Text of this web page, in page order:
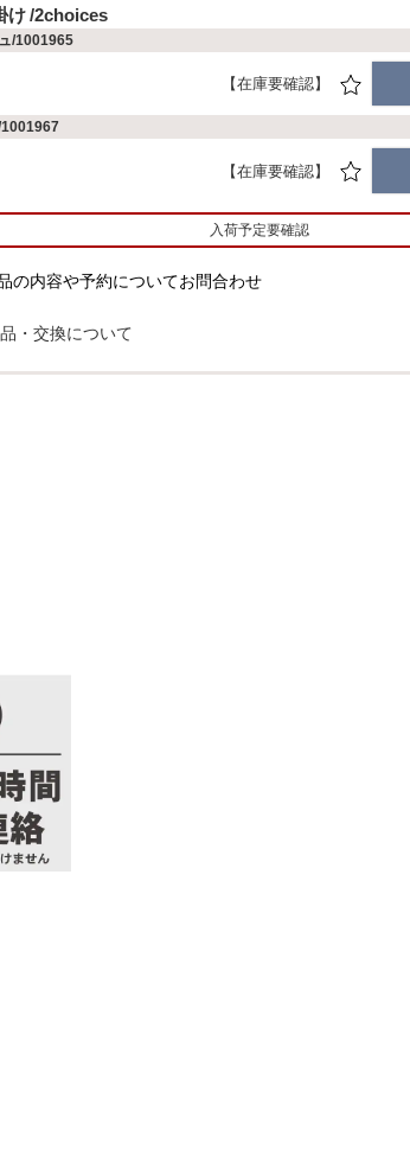
け 2choices
/1001965
在庫要確認
在庫要確認
入荷予定要確認
の内容や予約についてお問合わせ
・交換について